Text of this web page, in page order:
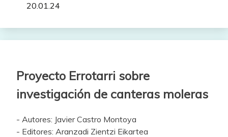
20.01.24
Proyecto Errotarri sobre
investigación de canteras moleras
- Autores: Javier Castro Montoya
- Editores: Aranzadi Zientzi Eikartea